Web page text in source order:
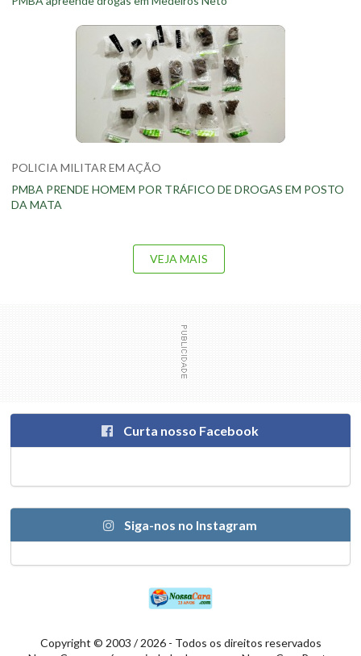
POLICIA MILITAR EM AÇÃO
PMBA PRENDE HOMEM POR TRÁFICO DE DROGAS EM POSTO
DA MATA
VEJA MAIS
Curta nosso Facebook
Siga-nos no Instagram
Copyright © 2003 / 2026 - Todos os direitos reservados